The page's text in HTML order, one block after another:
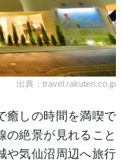
出典：travel.rakuten.co.jp
癒しの時間を満喫で
の絶景が見れること
や気仙沼周辺へ旅行